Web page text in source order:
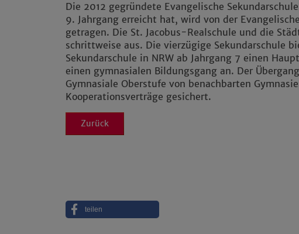
Die 2012 gegründete Evangelische
9. Jahrgang erreicht hat, wird von der
getragen. Die St. Jacobus-Realschule und die
schrittweise aus. Die vierzügige Sekundarschule
Sekundarschule in NRW ab Jahrgang 7 einen
einen gymnasialen Bildungsgang an. Der
Gymnasiale Oberstufe von benachbarten
Kooperationsverträge gesichert.
Zurück
teilen